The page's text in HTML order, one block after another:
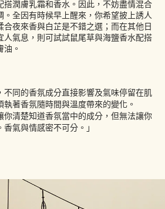
搭潤膚乳霜和香水。因此，不妨盡情混合
。全因有時候早上醒來，你希望披上誘人
合夜來香與白芷是不錯之選；而在其他日
人氣息，則可試試鼠尾草與海鹽香水配搭
油。
不同的香氛成分直接影響及氣味停留在肌
著香氛隨時間與溫度帶來的變化。
清楚知道香氛當中的成分，但無法讓你
氣與情感密不可分。」